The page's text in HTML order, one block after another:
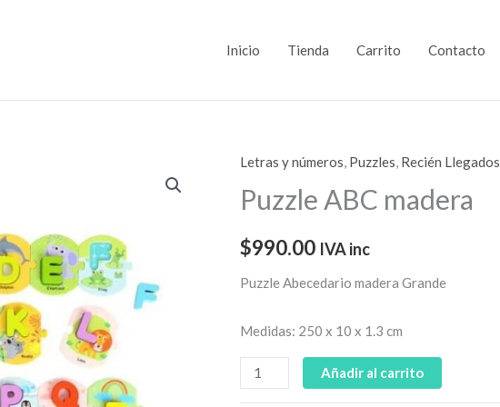
Inicio Tienda Carrito Contacto
Letras y números, Puzzles, Recién Llegados
Puzzle ABC madera
$990.00 IVA inc
Puzzle Abecedario madera Grande
Medidas: 250 x 10 x 1.3 cm
Puzzle
ABC
madera
cantidad
Añadir al carrito